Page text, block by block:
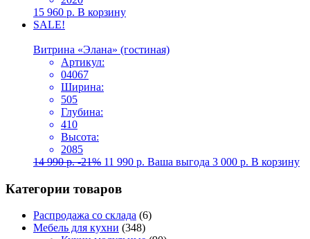
15 960 р. В корзину
SALE!
Витрина «Элана» (гостиная)
Артикул:
04067
Ширина:
505
Глубина:
410
Высота:
2085
14 990р. -21% 11 990 р. Ваша выгода 3 000 р. В корзину
Категории товаров
Распродажа со склада (6)
Мебель для кухни (348)